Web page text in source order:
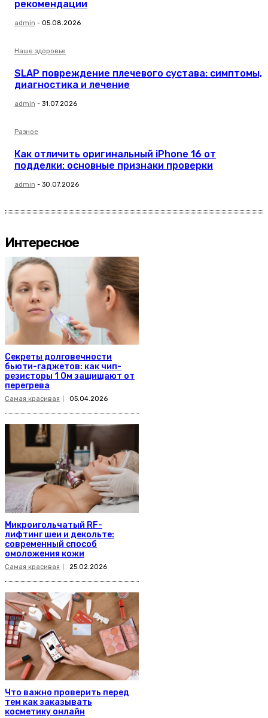
рекомендации
admin - 05.08.2026
Наше здоровье
SLAP повреждение плечевого сустава: симптомы,
диагностика и лечение
admin - 31.07.2026
Разное
Как отличить оригинальный iPhone 16 от
подделки: основные признаки проверки
admin - 30.07.2026
Интересное
Секреты долговечности
бьюти-гаджетов: как чип-
резисторы 1 Ом защищают от
перегрева
Самая красивая 05.04.2026
Микроигольчатый RF-
лифтинг шеи и декольте:
современный способ
омоложения кожи
Самая красивая 25.02.2026
Что важно проверить перед
тем как заказывать
косметику онлайн